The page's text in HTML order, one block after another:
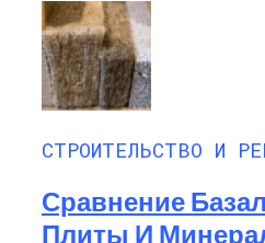
СТРОИТЕЛЬСТВО И
Сравнение
Плиты И